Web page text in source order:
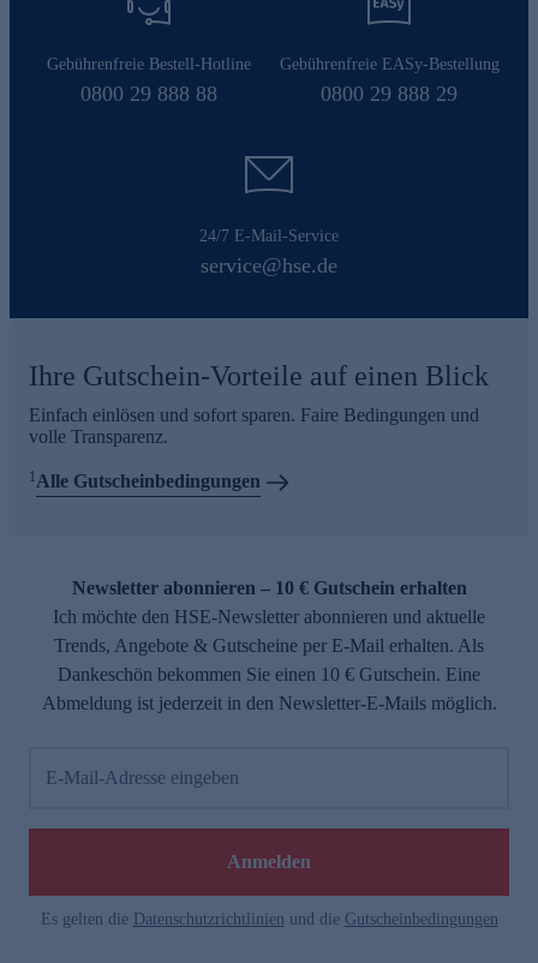
Gebührenfreie Bestell-Hotline
0800 29 888 88
Gebührenfreie EASy-Bestellung
0800 29 888 29
24/7 E-Mail-Service
service@hse.de
Ihre Gutschein-Vorteile auf einen Blick
Einfach einlösen und sofort sparen. Faire Bedingungen und
volle Transparenz.
1Alle Gutscheinbedingungen
Newsletter abonnieren – 10 € Gutschein erhalten
Ich möchte den HSE-Newsletter abonnieren und aktuelle
Trends, Angebote & Gutscheine per E-Mail erhalten. Als
Dankeschön bekommen Sie einen 10 € Gutschein. Eine
Abmeldung ist jederzeit in den Newsletter-E-Mails möglich.
E-Mail-Adresse eingeben
Anmelden
Es gelten die Datenschutzrichtlinien und die Gutscheinbedingungen